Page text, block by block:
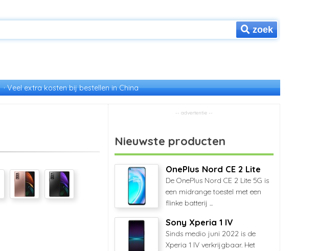
zoek
Veel extra kosten bij bestellen in China
Nieuwste producten
OnePlus Nord CE 2 Lite
De OnePlus Nord CE 2 Lite 5G is
een midrange toestel met een
flinke batterij ...
Sony Xperia 1 IV
Sinds medio juni 2022 is de
Xperia 1 IV verkrijgbaar. Het